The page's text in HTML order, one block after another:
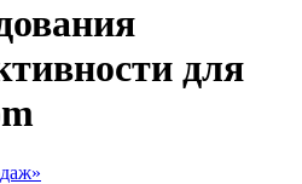
для